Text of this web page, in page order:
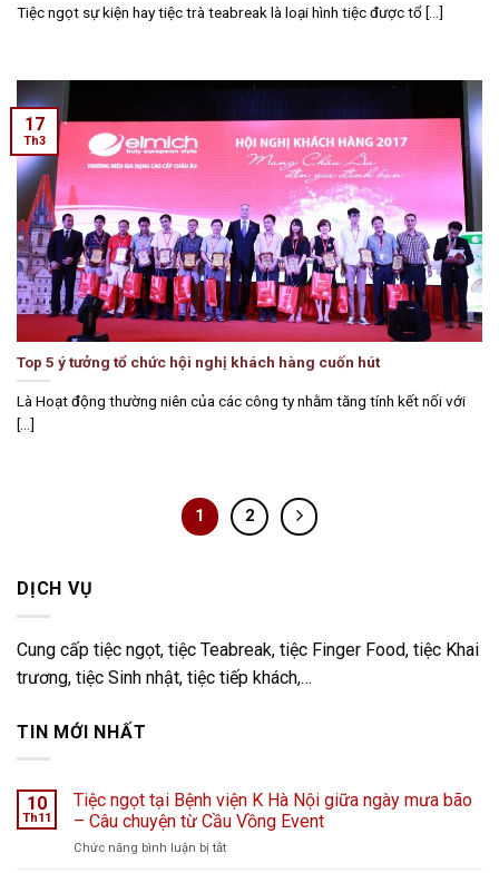
Tiệc ngọt sự kiện hay tiệc trà teabreak là loại hình tiệc được tổ [...]
Top 5 ý tưởng tổ chức hội nghị khách hàng cuốn hút
Là Hoạt động thường niên của các công ty nhằm tăng tính kết nối với
[...]
17
Th3
1 2
DỊCH VỤ
Cung cấp tiệc ngọt, tiệc Teabreak, tiệc Finger Food, tiệc Khai
trương, tiệc Sinh nhật, tiệc tiếp khách,…
TIN MỚI NHẤT
10
Th11
Tiệc ngọt tại Bệnh viện K Hà Nội giữa ngày mưa bão
– Câu chuyện từ Cầu Vồng Event
Chức năng bình luận bị tắtở